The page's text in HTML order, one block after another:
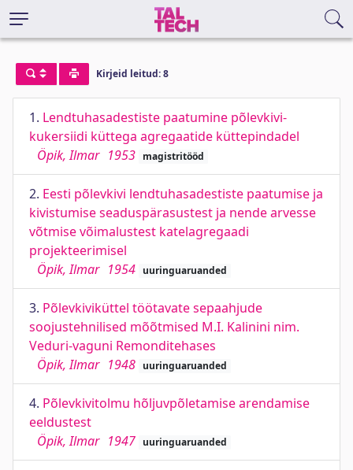
Kirjeid leitud: 8
1. Lendtuhasadestiste paatumine põlevkivi-
kukersiidi küttega agregaatide küttepindadel
Öpik, Ilmar 1953 magistritööd
2. Eesti põlevkivi lendtuhasadestiste paatumise ja
kivistumise seaduspärasustest ja nende arvesse
võtmise võimalustest katelagregaadi
projekteerimisel
Öpik, Ilmar 1954 uuringuaruanded
3. Põlevkiviküttel töötavate sepaahjude
soojustehnilised mõõtmised M.I. Kalinini nim.
Veduri-vaguni Remonditehases
Öpik, Ilmar 1948 uuringuaruanded
4. Põlevkivitolmu hõljuvpõletamise arendamise
eeldustest
Öpik, Ilmar 1947 uuringuaruanded